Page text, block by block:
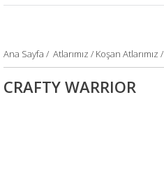
Ana Sayfa / Atlarımız / Koşan Atlarımız /
CRAFTY WARRIOR